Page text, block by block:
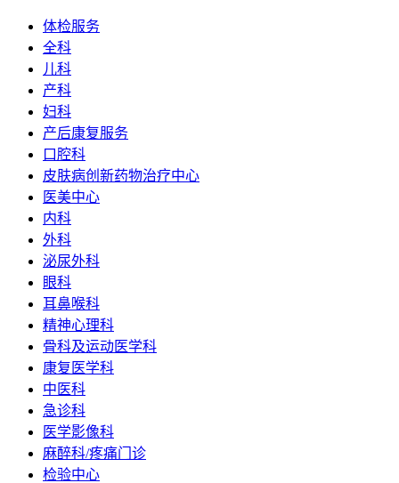
体检服务
全科
儿科
产科
妇科
产后康复服务
口腔科
皮肤病创新药物治疗中心
医美中心
内科
外科
泌尿外科
眼科
耳鼻喉科
精神心理科
骨科及运动医学科
康复医学科
中医科
急诊科
医学影像科
麻醉科/疼痛门诊
检验中心